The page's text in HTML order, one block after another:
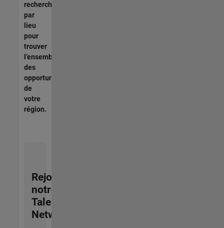
recherche
par
lieu
pour
trouver
l’ensemble
des
opportunités
de
votre
région.
Rejoignez
notre
Talent
Network